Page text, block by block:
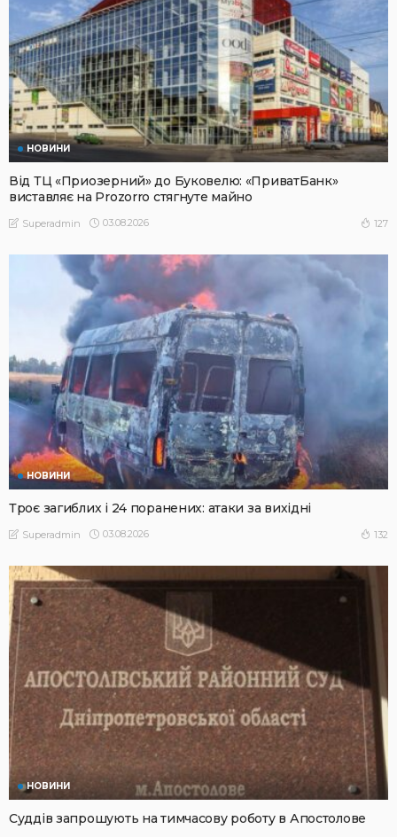
НОВИНИ
Від ТЦ «Приозерний» до Буковелю: «ПриватБанк»
виставляє на Prozorro стягнуте майно
Superadmin 03.08.2026 127
НОВИНИ
Троє загиблих і 24 поранених: атаки за вихідні
Superadmin 03.08.2026 132
НОВИНИ
Суддів запрошують на тимчасову роботу в Апостолове